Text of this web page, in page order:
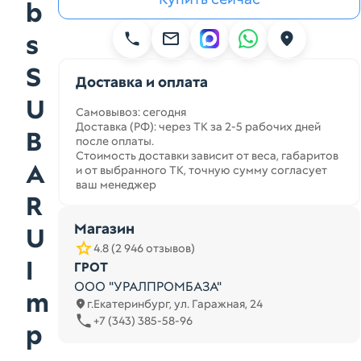
b
s
S
U
B
A
R
U
I
m
p
Доставка и оплата
Самовывоз: сегодня
Доставка (РФ): через ТК за 2-5 рабочих дней
после оплаты.
Стоимость доставки зависит от веса, габаритов
и от выбранного ТК, точную сумму согласует
ваш менеджер
Магазин
4.8 (2 946 отзывов)
ГРОТ
ООО "УРАЛПРОМБАЗА"
г.Екатеринбург, ул. Гаражная, 24
+7 (343) 385-58-96